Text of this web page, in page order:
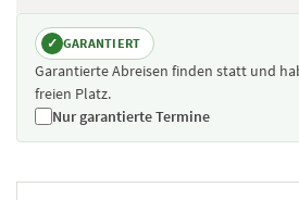
✓ GARANTIERT
Garantierte Abreisen finden statt und
freien Platz.
Nur garantierte Termine